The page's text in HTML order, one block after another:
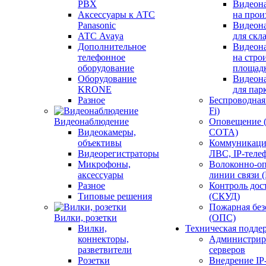
PBX
Аксессуары к АТС
Panasonic
АТС Avaya
Дополнительное
телефонное
оборудование
Оборудование
KRONE
Разное
Видеонаблюдение
Видеокамеры,
объективы
Видеорегистраторы
Микрофоны,
аксессуары
Разное
Типовые решения
Вилки, розетки
Вилки,
коннекторы,
разветвители
Розетки
на
для
на
для
Fi)
СОТА)
ЛВС, IP-
Волоконно-
линии
Контроль
(СКУД)
Пожарная
(ОПС)
Техническая
серверов
Внедрение